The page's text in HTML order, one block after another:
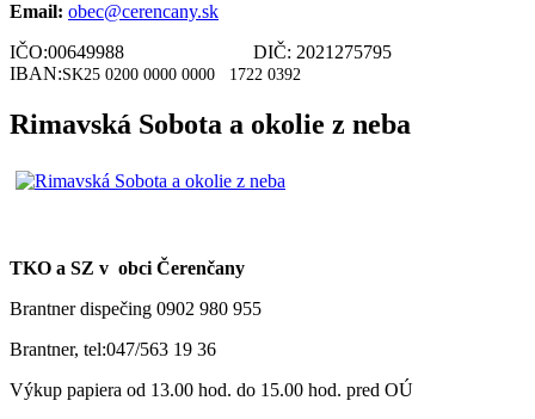
Email: obec@cerencany.sk
IČO:00649988 DIČ: 2021275795
IBAN:SK25 0200 0000 0000 1722 0392
Rimavská Sobota a okolie z neba
TKO a SZ v obci Čerenčany
Brantner dispečing 0902 980 955
Brantner, tel:047/563 19 36
Výkup papiera od 13.00 hod. do 15.00 hod. pred OÚ